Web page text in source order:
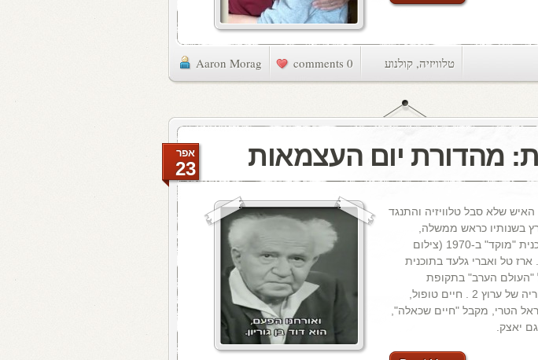
Aaron Morag 0 comments טלוויזיה, קולנוע
מהדורת יום העצמאות אפר
23
האיש שלא סבל טלוויזיה והתנגד
בשנותיו כראש ממשלה,
מתארח בתוכנית "מוקד" ב-1970 (צילום
ארז טל ואברי גלעד בתוכנית
"העולם הערב" בתקופת
הפרה-היסטוריה של ערוץ 2 . חיים טופול,
הטרי, מקבל "חיים שכאלה",
יאצק.